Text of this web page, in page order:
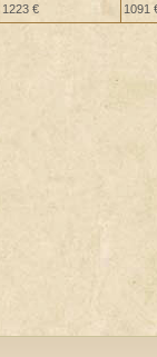
1223 € 1091